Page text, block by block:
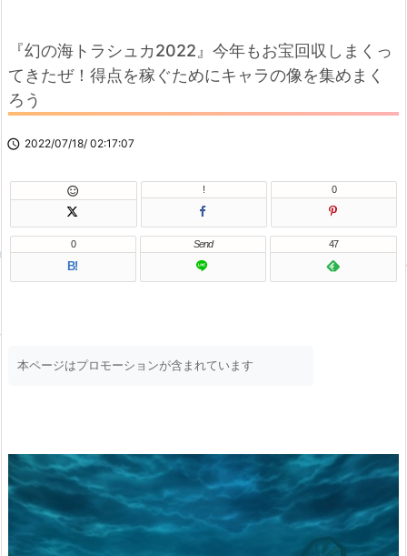
『幻の海トラシュカ2022』今年もお宝回収しまくっ
てきたぜ！得点を稼ぐためにキャラの像を集めまく
ろう
 2022/07/18/ 02:17:07
 ! 0
B!
0 Send 47
本ページはプロモーションが含まれています